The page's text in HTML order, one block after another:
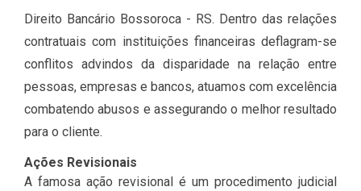
Direito Bancário Bossoroca​ - RS. Dentro das relações
contratuais com instituições financeiras deflagram-se
conflitos advindos da disparidade na relação entre
pessoas, empresas e bancos, atuamos com excelência
combatendo abusos e assegurando o melhor resultado
para o cliente.
Ações Revisionais
A famosa ação revisional é um procedimento judicial